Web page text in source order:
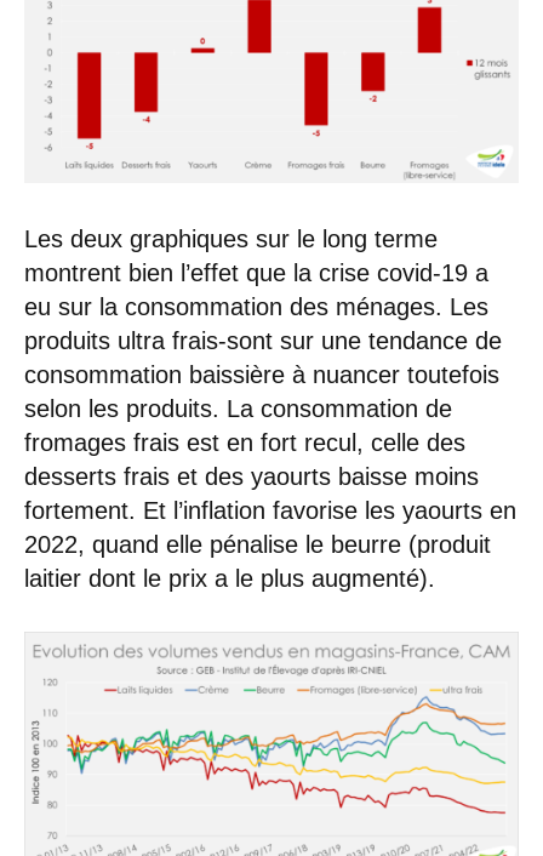
Les deux graphiques sur le long terme
montrent bien l’effet que la crise covid-19 a
eu sur la consommation des ménages. Les
produits ultra frais-sont sur une tendance de
consommation baissière à nuancer toutefois
selon les produits. La consommation de
fromages frais est en fort recul, celle des
desserts frais et des yaourts baisse moins
fortement. Et l’inflation favorise les yaourts en
2022, quand elle pénalise le beurre (produit
laitier dont le prix a le plus augmenté).